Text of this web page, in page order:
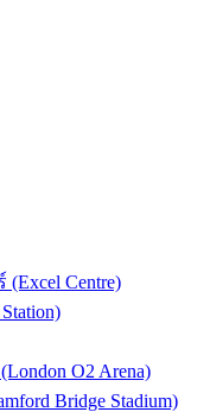
Centre)
O2 Arena)
Bridge Stadium)